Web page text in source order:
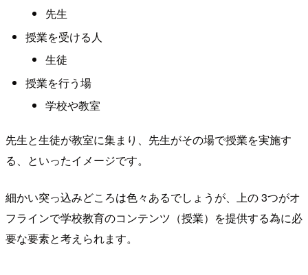
先生
授業を受ける人
生徒
授業を行う場
学校や教室
先生と生徒が教室に集まり、先生がその場で授業を実施す
る、といったイメージです。
細かい突っ込みどころは色々あるでしょうが、上の 3つがオ
フラインで学校教育のコンテンツ（授業）を提供する為に必
要な要素と考えられます。